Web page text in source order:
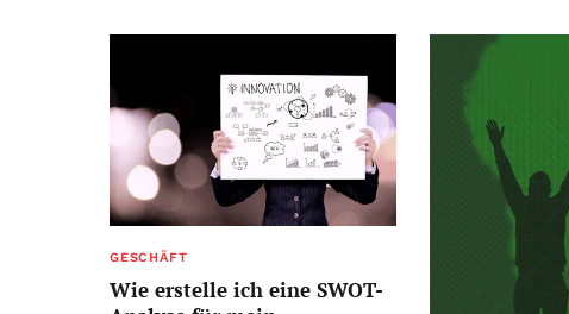
GESCHÄFT
Wie erstelle ich eine SWOT-